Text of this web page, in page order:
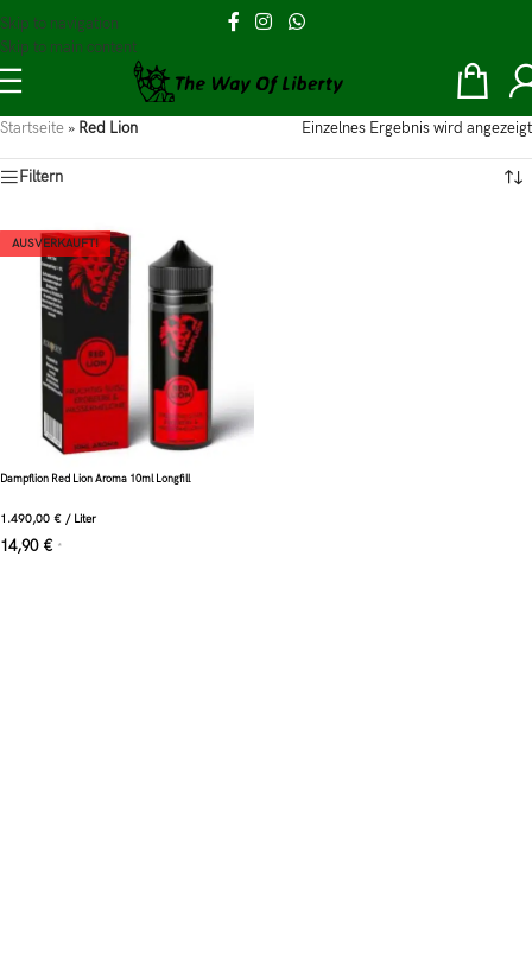
Skip to navigation
Skip to main content
Startseite » Red Lion Einzelnes Ergebnis wird angezeigt
Filtern
AUSVERKAUFT!
Dampflion Red Lion Aroma 10ml Longfill
1.490,00 € / Liter
14,90 € *